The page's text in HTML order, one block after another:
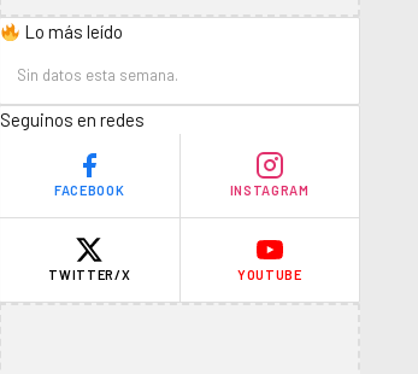
Lo más leído
Sin datos esta semana.
Seguinos en redes
FACEBOOK INSTAGRAM
TWITTER/X YOUTUBE